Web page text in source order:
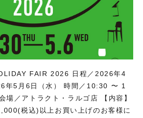
FAIR 2026 日程／2026年4
年5月6日（水） 時間／10:30 〜 1
場／アトラクト・ラルゴ店 【内容】
税込)以上お買い上げのお客様に